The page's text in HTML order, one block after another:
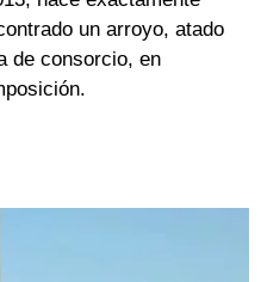
un arroyo, atado
de consorcio, en